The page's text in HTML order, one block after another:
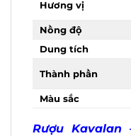
Hương vị
Nồng độ
Dung tích
Thành phần
Màu sắc